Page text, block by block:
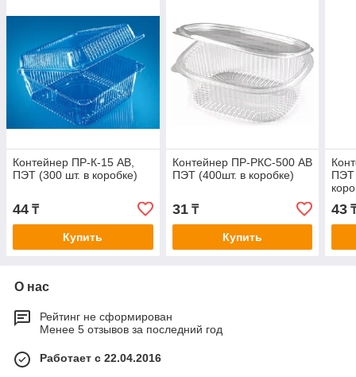
Контейнер ПР-К-15 АВ,
ПЭТ (300 шт. в коробке)
44 ₸
Купить
Контейнер ПР-РКС-500 АВ
ПЭТ (400шт. в коробке)
31₸
Купить
ПЭТ
43
О нас
Рейтинг не сформирован
Менее 5 отзывов за последний год
Работает с 22.04.2016